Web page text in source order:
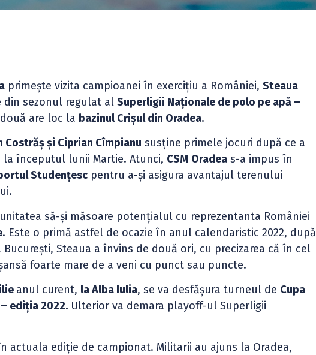
primește vizita campioanei în exercițiu a României,Steaua
din sezonul regulat alSuperligii Naționale de polo pe apă –
are loc la bazinul Crișul din Oradea.
Costrăș și Ciprian Cîmpianu susține primele jocuri după ce a
începutul lunii Martie. Atunci, CSM Oradea s-a impus în
Studențesc pentru a-și asigura avantajul terenului
să-și măsoare potențialul cu reprezentanta României
. Este o primă astfel de ocazie în anul calendaristic 2022, după
Steaua a învins de două ori, cu precizarea că în cel
foarte mare de a veni cu punct sau puncte.
anul curent, la Alba Iulia, se va desfășura turneul de Cupa
ediția 2022. Ulterior va demara playoff-ul Superligii
actuala ediție de campionat. Militarii au ajuns la Oradea,